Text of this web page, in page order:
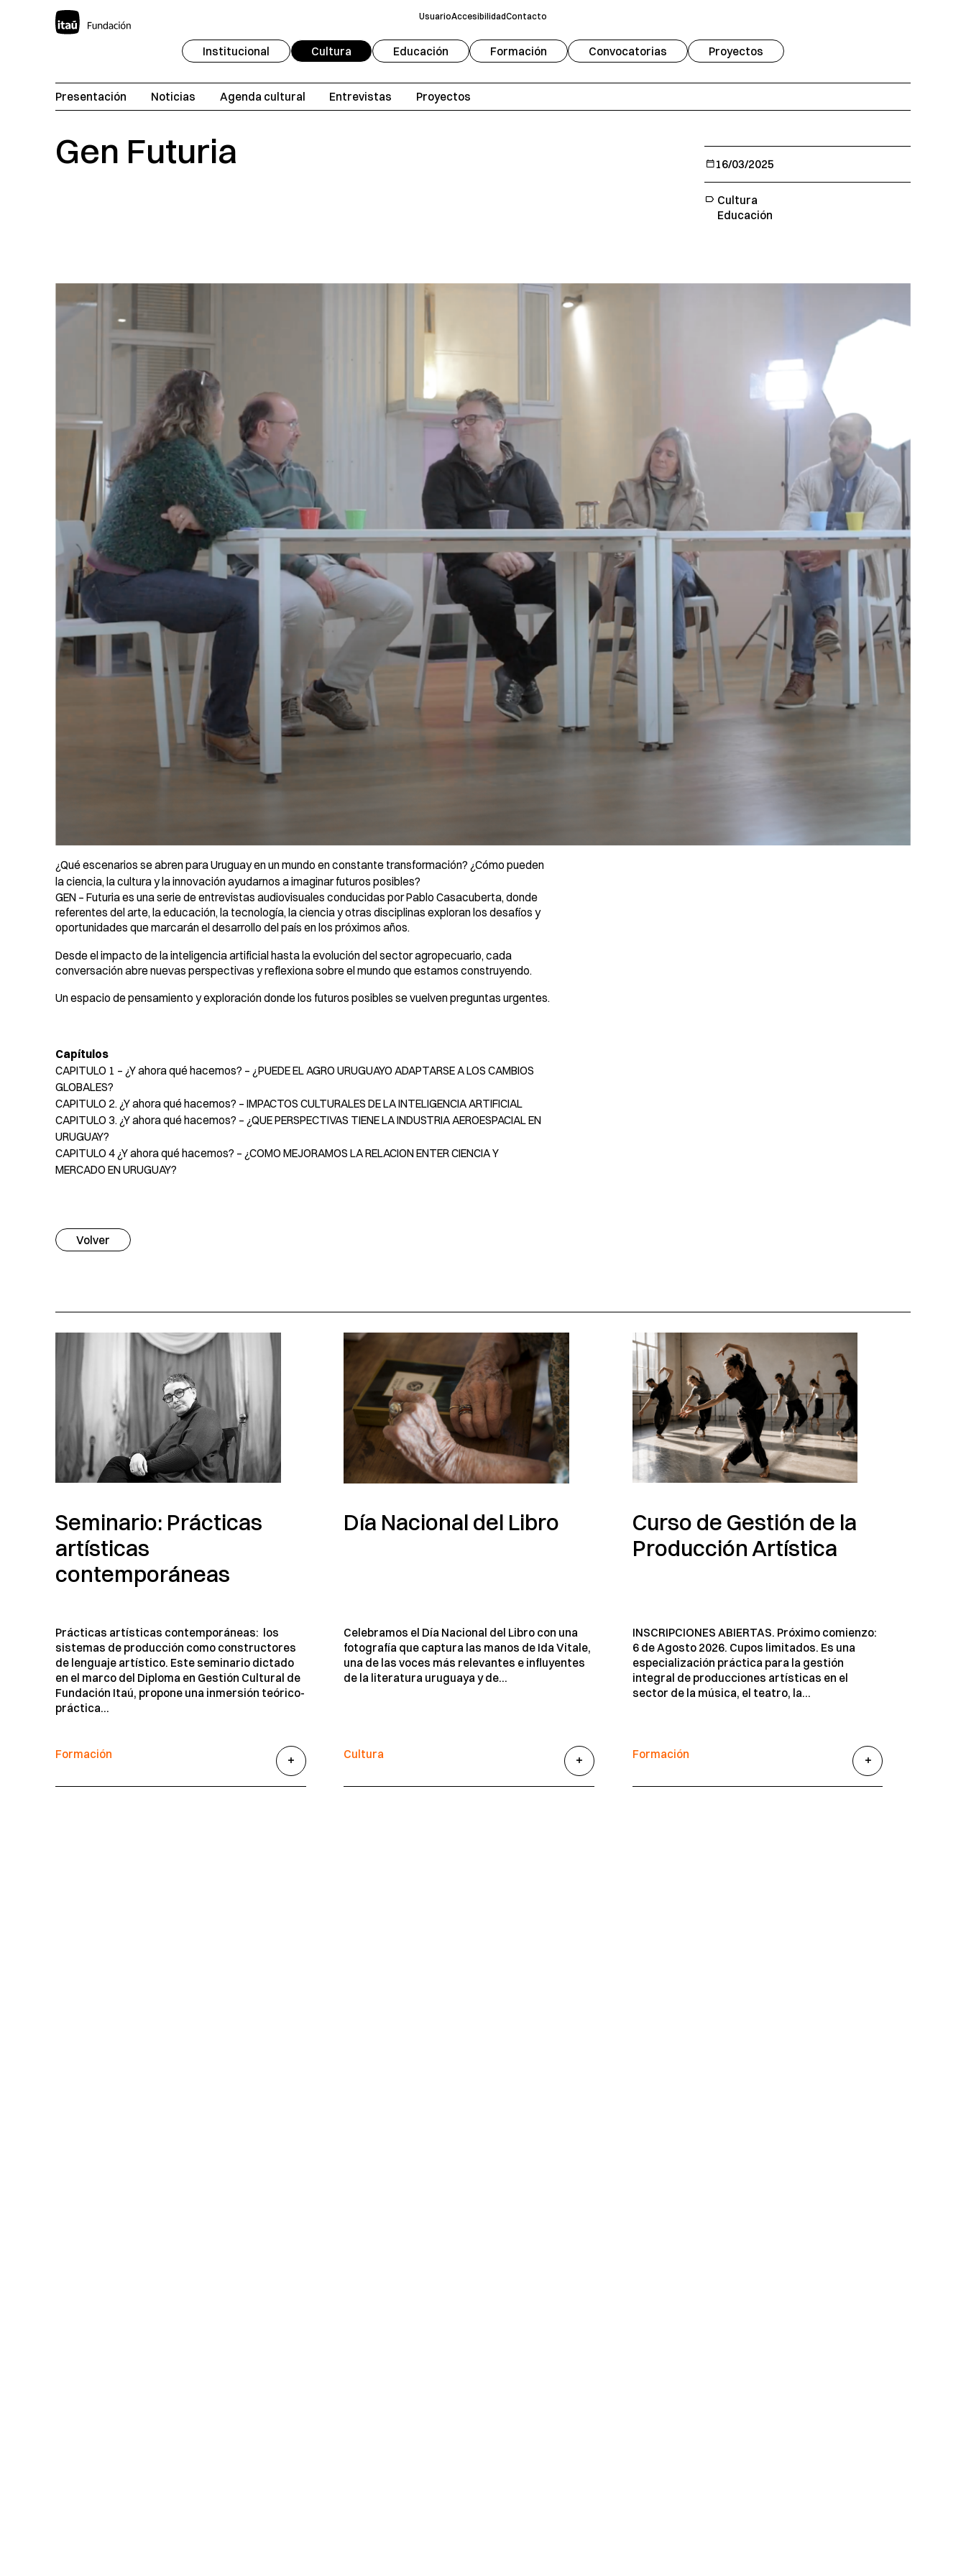
UsuarioAccesibilidad
Fuente
A
Modo oscuro
Contacto
Institucional Cultura Educación Formación Convocatorias Proyectos
Presentación Noticias Agenda cultural Entrevistas Proyectos
Gen Futuria 16/03/2025
Cultura
Educación
¿Qué escenarios se abren para Uruguay en un mundo en constante transformación? ¿Cómo pueden
la ciencia, la cultura y la innovación ayudarnos a imaginar futuros posibles?
GEN – Futuria es una serie de entrevistas audiovisuales conducidas por Pablo Casacuberta, donde
referentes del arte, la educación, la tecnología, la ciencia y otras disciplinas exploran los desafíos y
oportunidades que marcarán el desarrollo del país en los próximos años.
Desde el impacto de la inteligencia artificial hasta la evolución del sector agropecuario, cada
conversación abre nuevas perspectivas y reflexiona sobre el mundo que estamos construyendo.
Un espacio de pensamiento y exploración donde los futuros posibles se vuelven preguntas urgentes.
Capítulos
CAPITULO 1 – ¿Y ahora qué hacemos? – ¿PUEDE EL AGRO URUGUAYO ADAPTARSE A LOS CAMBIOS
GLOBALES?
CAPITULO 2. ¿Y ahora qué hacemos? – IMPACTOS CULTURALES DE LA INTELIGENCIA ARTIFICIAL
CAPITULO 3. ¿Y ahora qué hacemos? – ¿QUE PERSPECTIVAS TIENE LA INDUSTRIA AEROESPACIAL EN
URUGUAY?
CAPITULO 4 ¿Y ahora qué hacemos? – ¿COMO MEJORAMOS LA RELACION ENTER CIENCIA Y
MERCADO EN URUGUAY?
Volver
Seminario: Prácticas
artísticas
contemporáneas
Prácticas artísticas contemporáneas: los
sistemas de producción como constructores
de lenguaje artístico. Este seminario dictado
en el marco del Diploma en Gestión Cultural de
Fundación Itaú, propone una inmersión teórico-
práctica...
Formación
Día Nacional del Libro
Celebramos el Día Nacional del Libro con una
fotografía que captura las manos de Ida Vitale,
una de las voces más relevantes e influyentes
de la literatura uruguaya y de...
Cultura
Curso de Gestión de la
Producción Artística
INSCRIPCIONES ABIERTAS. Próximo comienzo:
6 de Agosto 2026. Cupos limitados. Es una
especialización práctica para la gestión
integral de producciones artísticas en el
sector de la música, el teatro, la...
Formación